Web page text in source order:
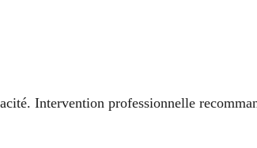
Intervention professionnelle